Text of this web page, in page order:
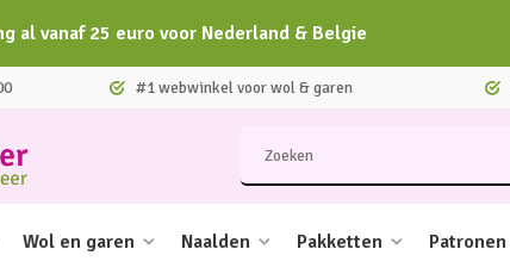
al vanaf 25 euro voor Nederland & Belgie
#1 webwinkel voor wol & garen
Wol en garen Naalden Pakketten Patronen